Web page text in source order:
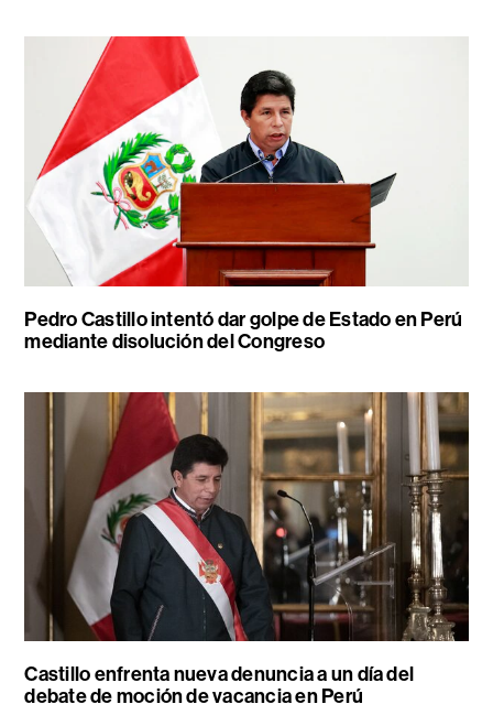
Pedro Castillo intentó dar golpe de Estado en Perú
mediante disolución del Congreso
Castillo enfrenta nueva denuncia a un día del
debate de moción de vacancia en Perú